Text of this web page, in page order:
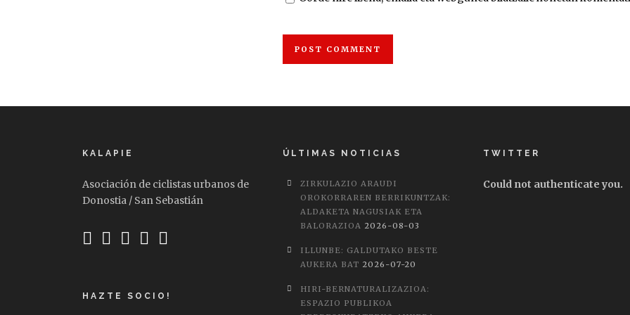
KALAPIE
Asociación de ciclistas urbanos de
Donostia / San Sebastián
HAZTE SOCIO!
ÚLTIMAS NOTICIAS
ZIRKULAZIO ARAUDI
OROKORRAREN BERRIKUNTZAK:
ALDAKETA NAGUSIAK ETA
BALORAZIOA 2026-08-03
ILLUNBE: GALDUTAKO BESTE
AUKERA BAT 2026-07-20
HIRI-BERNATURALIZAZIOA:
ESPAZIO PUBLIKOA
TWITTER
Could not authenticate you.